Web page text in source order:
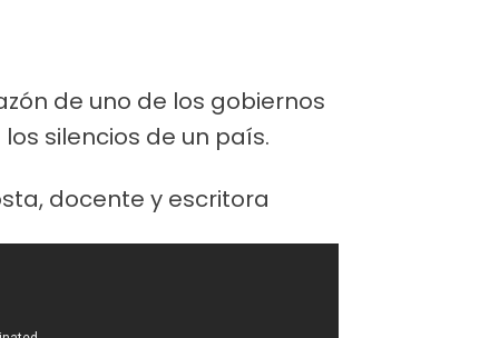
de uno de los gobiernos
silencios de un país.
docente y escritora